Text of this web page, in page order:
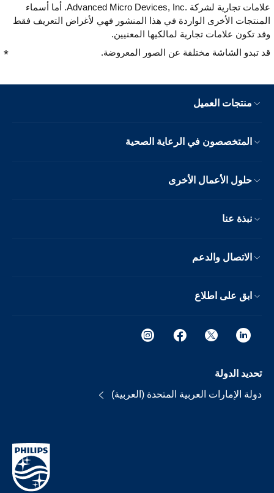
علامات تجارية لشركة Advanced Micro Devices, Inc.‎. أما أسماء
المنتجات الأخرى الواردة في هذا المنشور فهي لأغراض التعريف فقط
وقد تكون علامات تجارية لمالكيها المعنيين.
قد تبدو الشاشة مختلفة عن الصور المعروضة.
منتجات العميل
المتخصصون في الرعاية الصحية
حلول الأعمال الأخرى
نبذة عنا
الاتصال والدعم
ابق على اطلاع
تحديد الدولة
دولة الإمارات العربية المتحدة (العربية)